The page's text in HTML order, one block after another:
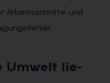
Arbeitsschritte und
Um­welt lie­